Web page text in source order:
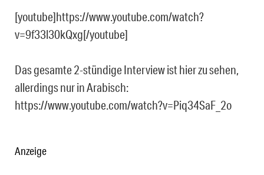
[youtube]https://www.youtube.com/watch?
v=9f33l30kQxg[/youtube]
Das gesamte 2-stündige Interview ist hier zu sehen,
allerdings nur in Arabisch:
https://www.youtube.com/watch?v=Piq34SaF_2o
Anzeige